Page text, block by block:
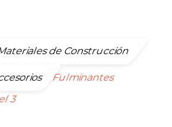
de Construcción
Fulminantes
3